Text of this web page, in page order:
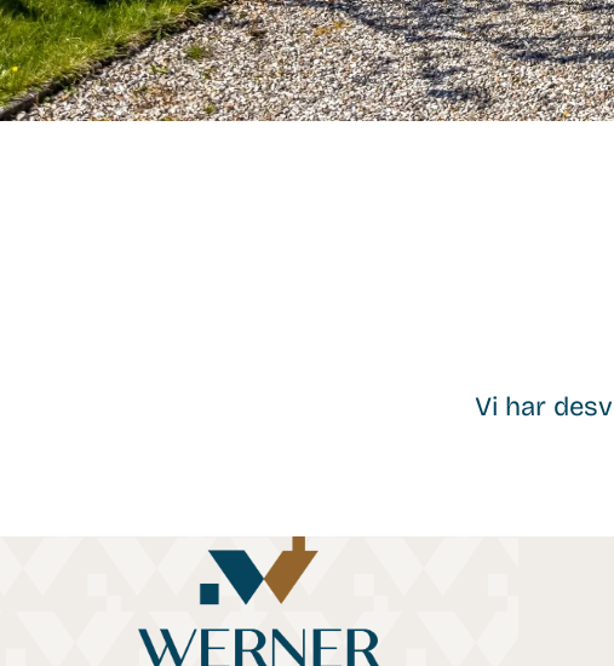
Vi har